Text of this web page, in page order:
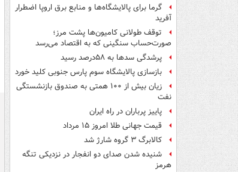
گرما برای پالایشگاه‌ها و منابع برق اروپا اضطرار
آفرید
توقف طولانی کامیون‌ها پشت مرز؛
صورت‌حساب سنگینی که به اقتصاد می‌رسد
پرشدگی سدها به ۵۸درصد رسید
بازسازی پالایشگاه سوم پارس جنوبی کلید خورد
زیان بیش از ۱۰۰ همتی به صندوق‌ بازنشستگی
نفت
پاییز پرباران در راه ایران
قیمت جهانی طلا امروز ۱۵ مرداد
کالابرگ ۳ گروه شارژ شد
شنیده شدن صدای دو انفجار در نزدیکی تنگه
هرمز